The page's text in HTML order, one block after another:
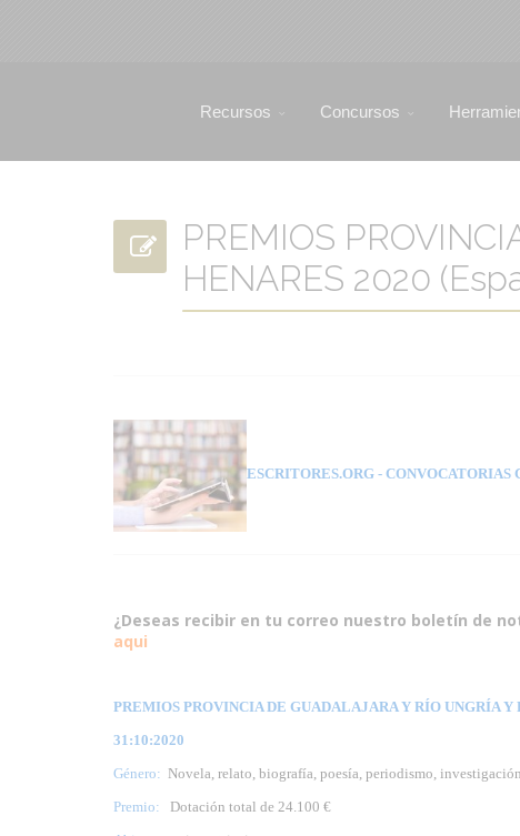
Recursos Concursos
PREMIOS
HENARES 2020
ESCRITORES.ORG - CONVOCATORIAS
¿Deseas recibir en tu correo nuestro boletín de
aqui
PREMIOS PROVINCIA DE GUADALAJARA Y RÍO UNGRÍA Y
31:10:2020
Género: Novela, relato, biografía, poesía, periodismo, investigación
Premio:
Dotación total de 24.100 €